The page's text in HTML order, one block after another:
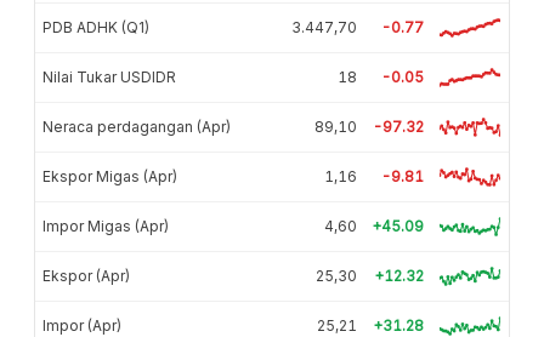
PDB ADHK (Q1) 3.447,70 -0.77
Nilai Tukar USDIDR 18 -0.05
Neraca perdagangan (Apr) 89,10 -97.32
Ekspor Migas (Apr) 1,16 -9.81
Impor Migas (Apr) 4,60 +45.09
Ekspor (Apr) 25,30 +12.32
Impor (Apr) 25,21 +31.28